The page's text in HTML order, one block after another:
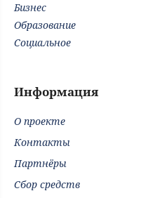
Бизнес
Образование
Социальное
Информация
О проекте
Контакты
Партнёры
Сбор средств